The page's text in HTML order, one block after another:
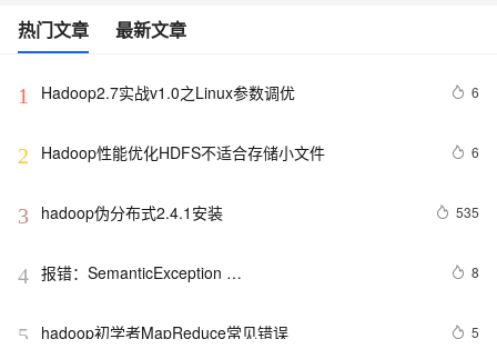
热门文章 最新文章
1 Hadoop2.7实战v1.0之Linux参数调优 6
2 Hadoop性能优化HDFS不适合存储小文件 6
3 hadoop伪分布式2.4.1安装 535
4 报错：SemanticException
java.lang.RuntimeException：Un
8
5 hadoop初学者MapReduce常见错误 5